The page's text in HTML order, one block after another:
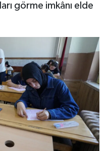
görme imkânı elde